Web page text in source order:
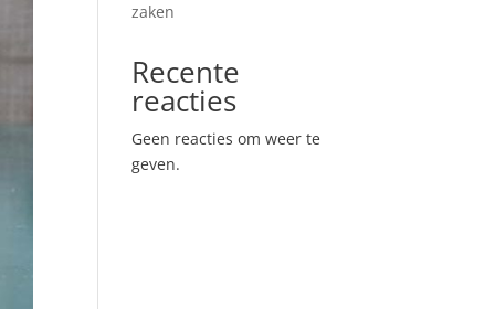
zaken
Recente
reacties
Geen reacties om weer te
geven.